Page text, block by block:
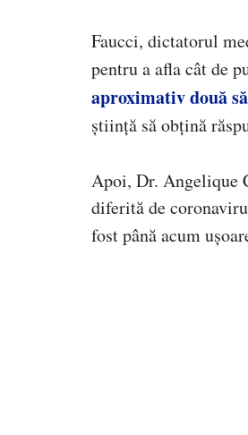
Faucci, dictatorul
pentru a afla cât de
aproximativ două
știință să obțină
Apoi, Dr. Angelique
diferită de
fost până acum